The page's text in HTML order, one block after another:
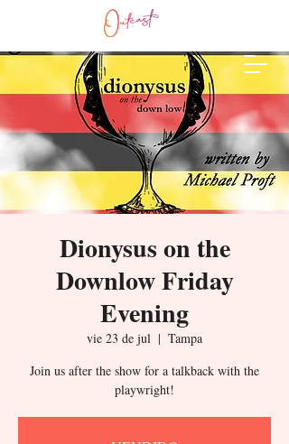
Dionysus on the
Downlow Friday
Evening
vie 23 de jul
  |
Tampa
Join us after the show for a talkback with the
playwright!